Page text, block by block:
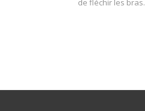
de fléchir les bras.